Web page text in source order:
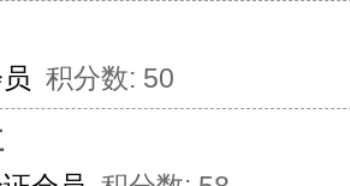
积分数: 50